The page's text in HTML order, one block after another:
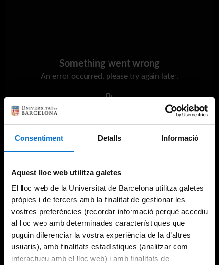
Consentiment Detalls Informació
Aquest lloc web utilitza galetes
El lloc web de la Universitat de Barcelona utilitza galetes
pròpies i de tercers amb la finalitat de gestionar les
vostres preferències (recordar informació perquè accediu
al lloc web amb determinades característiques que
puguin diferenciar la vostra experiència de la d’altres
usuaris), amb finalitats estadístiques (analitzar com
interactueu amb el lloc web) i amb finalitats de
Something went wrong
An error occurred, please try again later.